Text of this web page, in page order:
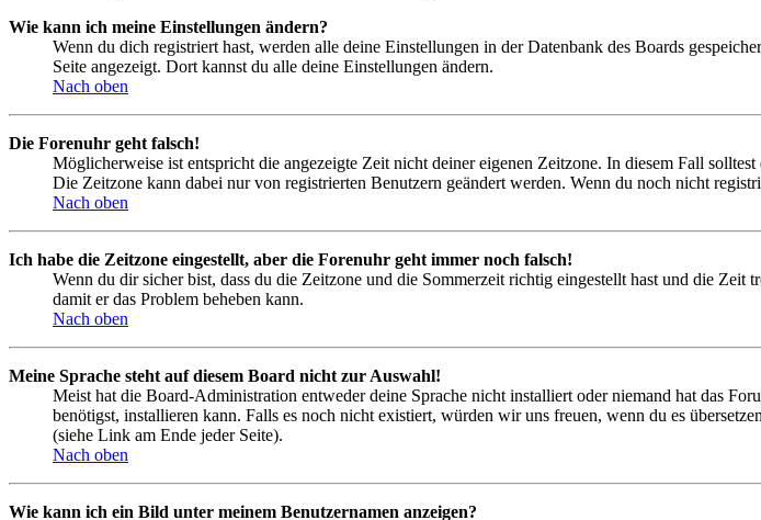
Wie kann ich meine Einstellungen ändern?
Wenn du dich registriert hast, werden alle deine Einstellungen in der Datenbank des Boards
Seite angezeigt. Dort kannst du alle deine Einstellungen ändern.
Nach oben
Die Forenuhr geht falsch!
Möglicherweise ist entspricht die angezeigte Zeit nicht deiner eigenen Zeitzone. In diesem Fall
Die Zeitzone kann dabei nur von registrierten Benutzern geändert werden. Wenn du noch nicht
Nach oben
Ich habe die Zeitzone eingestellt, aber die Forenuhr geht immer noch falsch!
Wenn du dir sicher bist, dass du die Zeitzone und die Sommerzeit richtig eingestellt hast und die
damit er das Problem beheben kann.
Nach oben
Meine Sprache steht auf diesem Board nicht zur Auswahl!
Meist hat die Board-Administration entweder deine Sprache nicht installiert oder niemand hat das
benötigst, installieren kann. Falls es noch nicht existiert, würden wir uns freuen, wenn du es
(siehe Link am Ende jeder Seite).
Nach oben
Wie kann ich ein Bild unter meinem Benutzernamen anzeigen?